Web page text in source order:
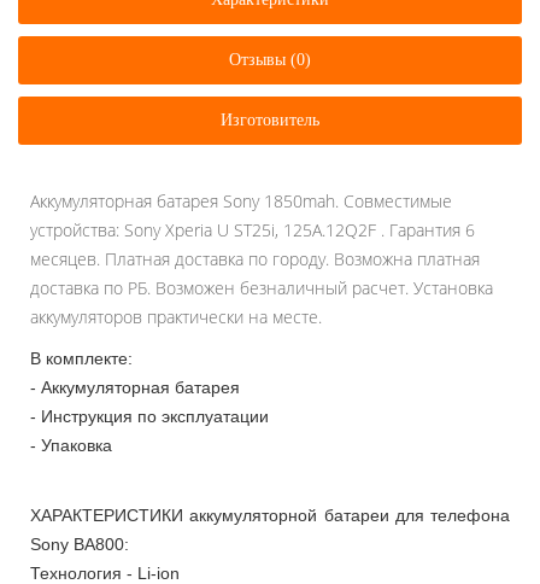
Отзывы (0)
Изготовитель
Аккумуляторная батарея Sony 1850mah. Совместимые
устройства: Sony Xperia U ST25i, 125A.12Q2F . Гарантия 6
месяцев. Платная доставка по городу. Возможна платная
доставка по РБ. Возможен безналичный расчет. Установка
аккумуляторов практически на месте.
В комплекте:
- Аккумуляторная батарея
- Инструкция по эксплуатации
- Упаковка
ХАРАКТЕРИСТИКИ аккумуляторной батареи для телефона
Sony BA800:
Технология - Li-ion